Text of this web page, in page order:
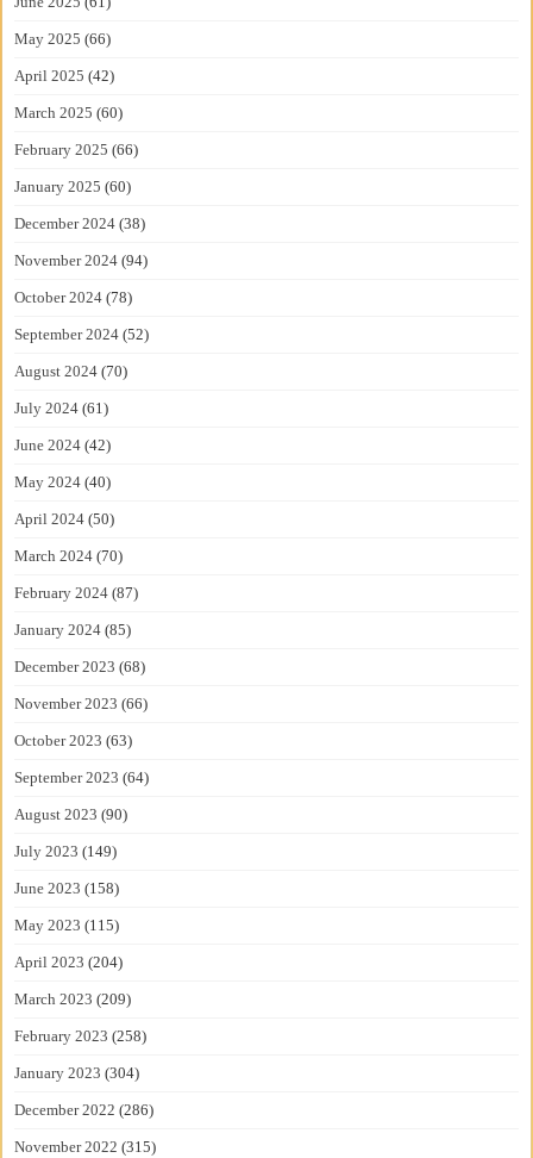
May 2025 (66)
April 2025 (42)
March 2025 (60)
February 2025 (66)
January 2025 (60)
December 2024 (38)
November 2024 (94)
October 2024 (78)
September 2024 (52)
August 2024 (70)
July 2024 (61)
June 2024 (42)
May 2024 (40)
April 2024 (50)
March 2024 (70)
February 2024 (87)
January 2024 (85)
December 2023 (68)
November 2023 (66)
October 2023 (63)
September 2023 (64)
August 2023 (90)
July 2023 (149)
June 2023 (158)
May 2023 (115)
April 2023 (204)
March 2023 (209)
February 2023 (258)
January 2023 (304)
December 2022 (286)
November 2022 (315)